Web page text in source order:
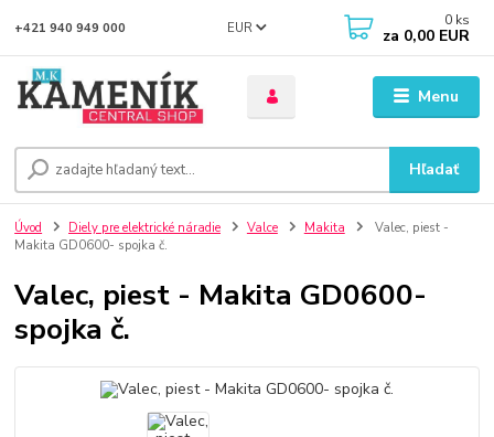
Menu
EUR
Hľadať
+421 940 949 000 0 ks
za 0,00 EUR
Úvod Diely pre elektrické náradie Valce Makita
Valec, piest -
Makita GD0600- spojka č.
Valec, piest - Makita GD0600-
spojka č.